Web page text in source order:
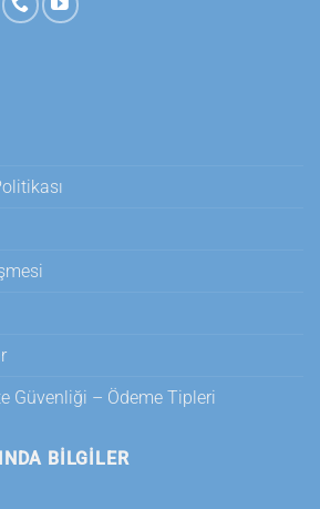
Güvenliği – Ödeme Tipleri
BILGILER